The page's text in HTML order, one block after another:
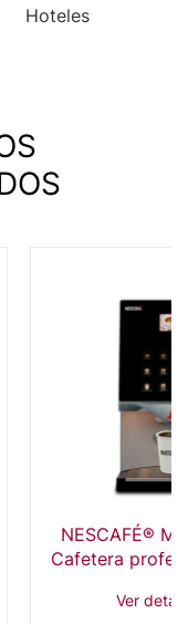
Hoteles
NESCAFÉ®
Cafetera
Ver